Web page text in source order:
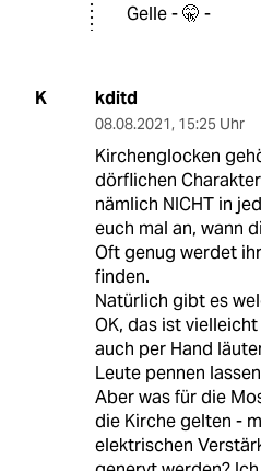
Gelle - 🤫 -
K kditd
08.08.2021, 15:25 Uhr
Kirchenglocken
dörflichen
nämlich NICHT in
euch mal an, wann
Oft genug werdet
finden.
Natürlich gibt es
OK, das ist
auch per Hand
Leute pennen
Aber was für die
die Kirche gelten -
elektrischen